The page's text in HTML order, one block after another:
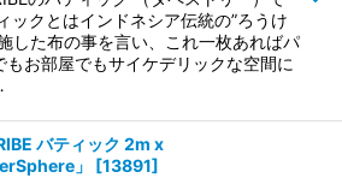
ックとはインドネシア伝統の”ろうけ
した布の事を言い、これ一枚あればパ
もお部屋でもサイケデリックな空間に
バティック 2m x
」
[13891]